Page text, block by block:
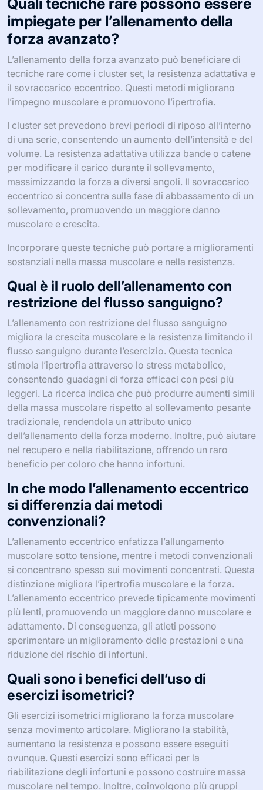
impiegate per l’allenamento della
forza avanzato?
L’allenamento della forza avanzato può beneficiare di
tecniche rare come i cluster set, la resistenza adattativa e
il sovraccarico eccentrico. Questi metodi migliorano
l’impegno muscolare e promuovono l’ipertrofia.
I cluster set prevedono brevi periodi di riposo all’interno
di una serie, consentendo un aumento dell’intensità e del
volume. La resistenza adattativa utilizza bande o catene
per modificare il carico durante il sollevamento,
massimizzando la forza a diversi angoli. Il sovraccarico
eccentrico si concentra sulla fase di abbassamento di un
sollevamento, promuovendo un maggiore danno
muscolare e crescita.
Incorporare queste tecniche può portare a miglioramenti
sostanziali nella massa muscolare e nella resistenza.
Qual è il ruolo dell’allenamento con
restrizione del flusso sanguigno?
L’allenamento con restrizione del flusso sanguigno
migliora la crescita muscolare e la resistenza limitando il
flusso sanguigno durante l’esercizio. Questa tecnica
stimola l’ipertrofia attraverso lo stress metabolico,
consentendo guadagni di forza efficaci con pesi più
leggeri. La ricerca indica che può produrre aumenti simili
della massa muscolare rispetto al sollevamento pesante
tradizionale, rendendola un attributo unico
dell’allenamento della forza moderno. Inoltre, può aiutare
nel recupero e nella riabilitazione, offrendo un raro
beneficio per coloro che hanno infortuni.
In che modo l’allenamento eccentrico
si differenzia dai metodi
convenzionali?
L’allenamento eccentrico enfatizza l’allungamento
muscolare sotto tensione, mentre i metodi convenzionali
si concentrano spesso sui movimenti concentrati. Questa
distinzione migliora l’ipertrofia muscolare e la forza.
L’allenamento eccentrico prevede tipicamente movimenti
più lenti, promuovendo un maggiore danno muscolare e
adattamento. Di conseguenza, gli atleti possono
sperimentare un miglioramento delle prestazioni e una
riduzione del rischio di infortuni.
Quali sono i benefici dell’uso di
esercizi isometrici?
Gli esercizi isometrici migliorano la forza muscolare
senza movimento articolare. Migliorano la stabilità,
aumentano la resistenza e possono essere eseguiti
ovunque. Questi esercizi sono efficaci per la
riabilitazione degli infortuni e possono costruire massa
muscolare nel tempo. Inoltre, coinvolgono più gruppi